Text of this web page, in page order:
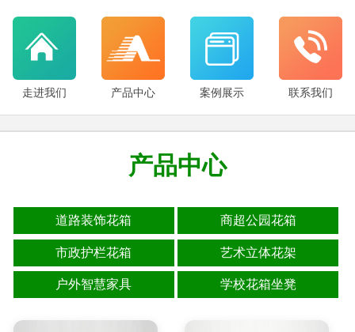
走进我们 产品中心 案例展示 联系我们
产品中心
道路装饰花箱 商超公园花箱
市政护栏花箱 艺术立体花架
户外智慧家具 学校花箱坐凳